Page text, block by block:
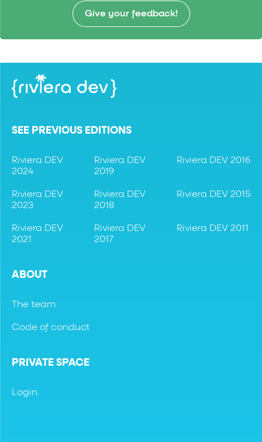
Give your feedback!
SEE PREVIOUS EDITIONS
Riviera DEV
2024
Riviera DEV
2023
Riviera DEV
2021
Riviera DEV
2019
Riviera DEV
2018
Riviera DEV
2017
Riviera DEV 2016
Riviera DEV 2015
Riviera DEV 2011
ABOUT
The team
Code of conduct
PRIVATE SPACE
Login